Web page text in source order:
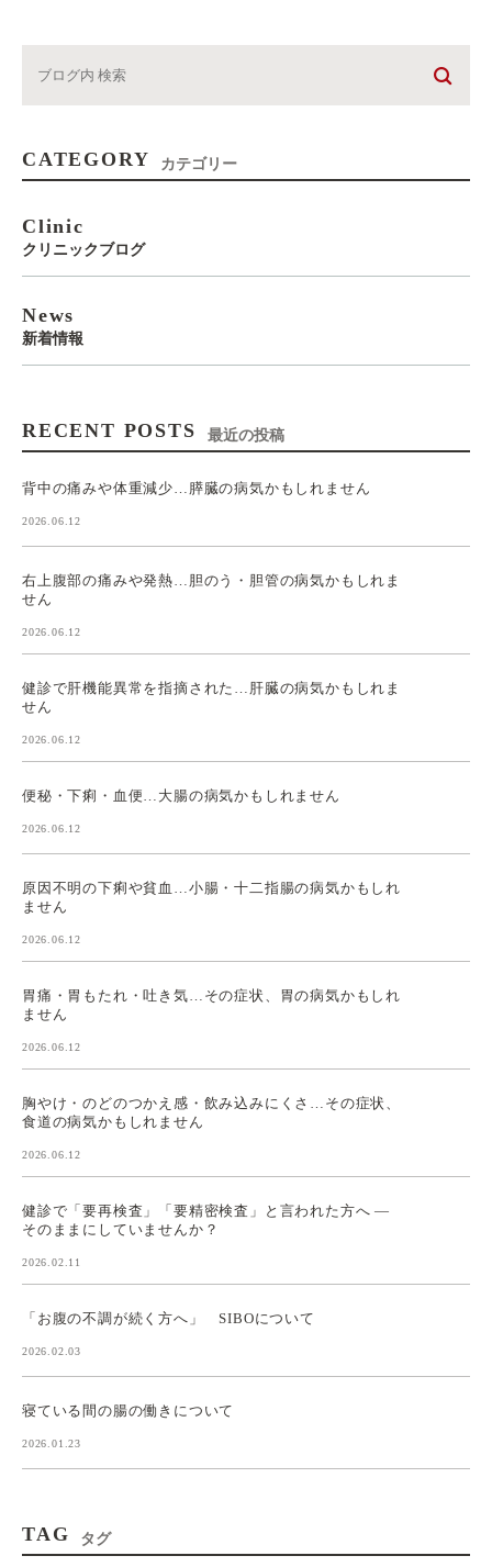
CATEGORY カテゴリー
Clinic
クリニックブログ
News
新着情報
RECENT POSTS 最近の投稿
背中の痛みや体重減少…膵臓の病気かもしれません
2026.06.12
右上腹部の痛みや発熱…胆のう・胆管の病気かもしれま
せん
2026.06.12
健診で肝機能異常を指摘された…肝臓の病気かもしれま
せん
2026.06.12
便秘・下痢・血便…大腸の病気かもしれません
2026.06.12
原因不明の下痢や貧血…小腸・十二指腸の病気かもしれ
ません
2026.06.12
胃痛・胃もたれ・吐き気…その症状、胃の病気かもしれ
ません
2026.06.12
胸やけ・のどのつかえ感・飲み込みにくさ…その症状、
食道の病気かもしれません
2026.06.12
健診で「要再検査」「要精密検査」と言われた方へ ―
そのままにしていませんか？
2026.02.11
「お腹の不調が続く方へ」 SIBOについて
2026.02.03
寝ている間の腸の働きについて
2026.01.23
TAG タグ